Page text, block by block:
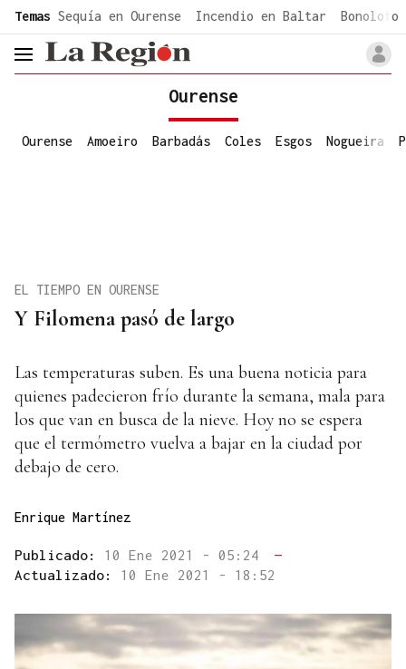
common.go-to-content
Temas Sequía en Ourense Incendio en Baltar Bonoloto
header.menu.open
Ourense
Ourense Amoeiro Barbadás Coles Esgos Nogueira
Y Filomena pasó de largo
EL TIEMPO EN OURENSE
Las temperaturas suben. Es una buena noticia para
quienes padecieron frío durante la semana, mala para
los que van en busca de la nieve. Hoy no se espera
que el termómetro vuelva a bajar en la ciudad por
debajo de cero.
Enrique Martínez
Publicado: 10 Ene 2021 - 05:24
—
Actualizado: 10 Ene 2021 - 18:52